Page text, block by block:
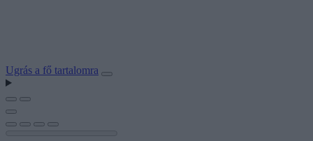
Ugrás a fő tartalomra